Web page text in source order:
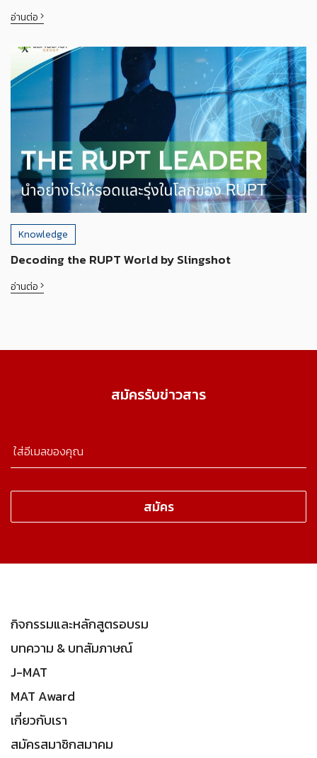
อ่านต่อ
Knowledge
Decoding the RUPT World by Slingshot
อ่านต่อ
สมัครรับข่าวสาร
กิจกรรมและหลักสูตรอบรม
บทความ & บทสัมภาษณ์
J-MAT
MAT Award
เกี่ยวกับเรา
สมัครสมาชิกสมาคม